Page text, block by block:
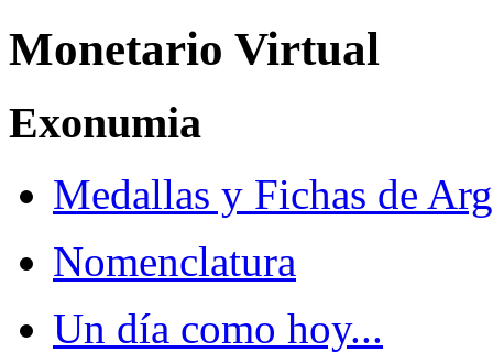
Monetario Virtual
Exonumia
Medallas y Fichas de
Nomenclatura
Un día como hoy...